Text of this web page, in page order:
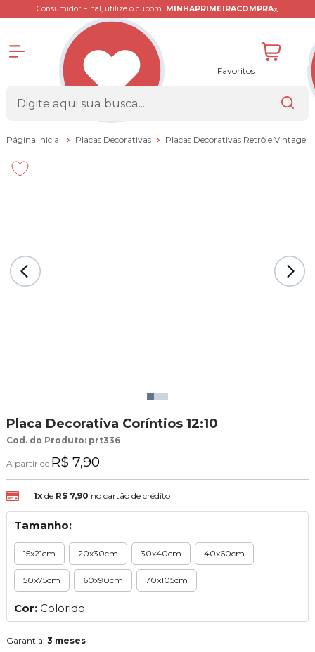
Consumidor Final, utilize o cupom MINHAPRIMEIRACOMPRAx
Favoritos
Página Inicial Placas Decorativas Placas Decorativas Retrô e Vintage
Placa Decorativa Coríntios 12:10
Cod. do Produto: prt336
A partir de R$ 7,90
1xde R$ 7,90 no cartão de crédito
Tamanho:
15x21cm 20x30cm 30x40cm 40x60cm
50x75cm 60x90cm 70x105cm
Cor: Colorido
Garantia: 3 meses